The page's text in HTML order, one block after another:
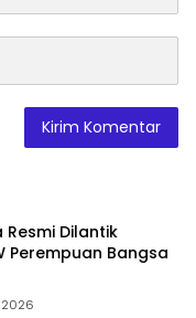
Resmi Dilantik
Perempuan Bangsa